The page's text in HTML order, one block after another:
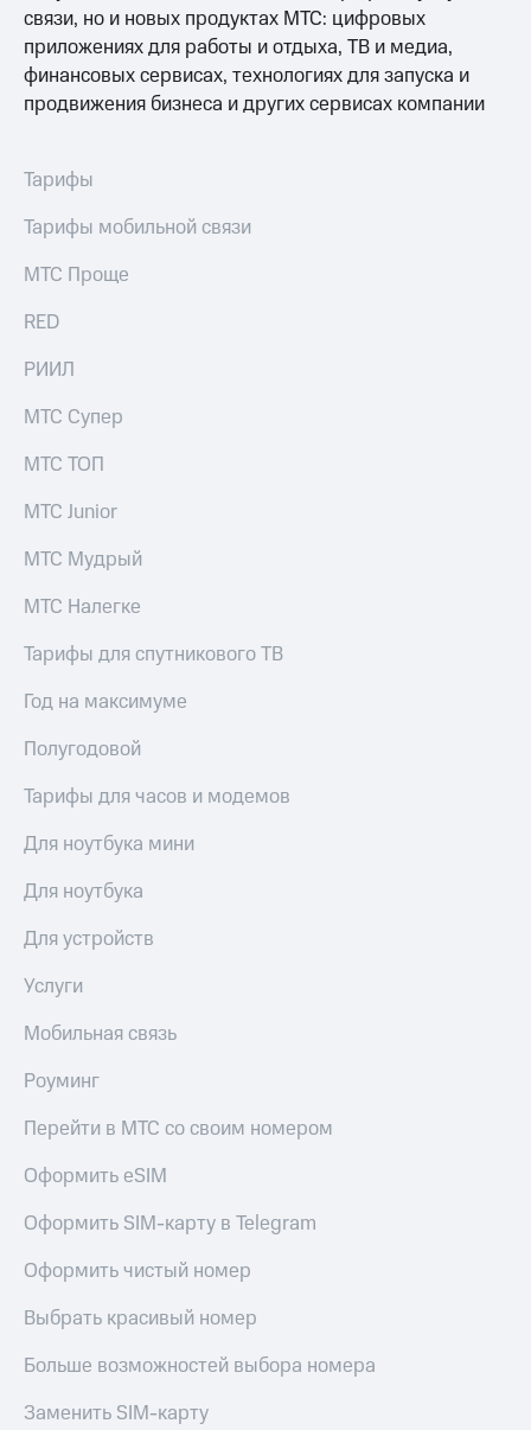
связи, но и новых продуктах МТС: цифровых
приложениях для работы и отдыха, ТВ и медиа,
финансовых сервисах, технологиях для запуска и
продвижения бизнеса и других сервисах компании
Тарифы
Тарифы мобильной связи
МТС Проще
RED
РИИЛ
МТС Супер
МТС ТОП
МТС Junior
МТС Мудрый
МТС Налегке
Тарифы для спутникового ТВ
Год на максимуме
Полугодовой
Тарифы для часов и модемов
Для ноутбука мини
Для ноутбука
Для устройств
Услуги
Мобильная связь
Роуминг
Перейти в МТС со своим номером
Оформить eSIM
Оформить SIM-карту в Telegram
Оформить чистый номер
Выбрать красивый номер
Больше возможностей выбора номера
Заменить SIM-карту